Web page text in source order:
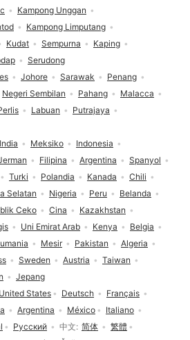
United States Deutsch
Français
Argentina México
Italiano
Русский 中文 简体
繁體
India Meksiko
Indonesia
Filipina Argentina
Spanyol
Turki Polandia Kanada
Chili
Selatan Nigeria Peru
Belanda
Ceko Cina
Kazakhstan
Uni Emirat Arab Kenya
Belgia
Mesir Pakistan
Algeria
Sweden Austria
Taiwan
Jepang
Johore Sarawak
Penang
Negeri Sembilan Pahang
Malacca
Labuan
Putrajaya
Kampong Unggan
Kampong Limputang
Kudat Sempurna
Kaping
Serudong